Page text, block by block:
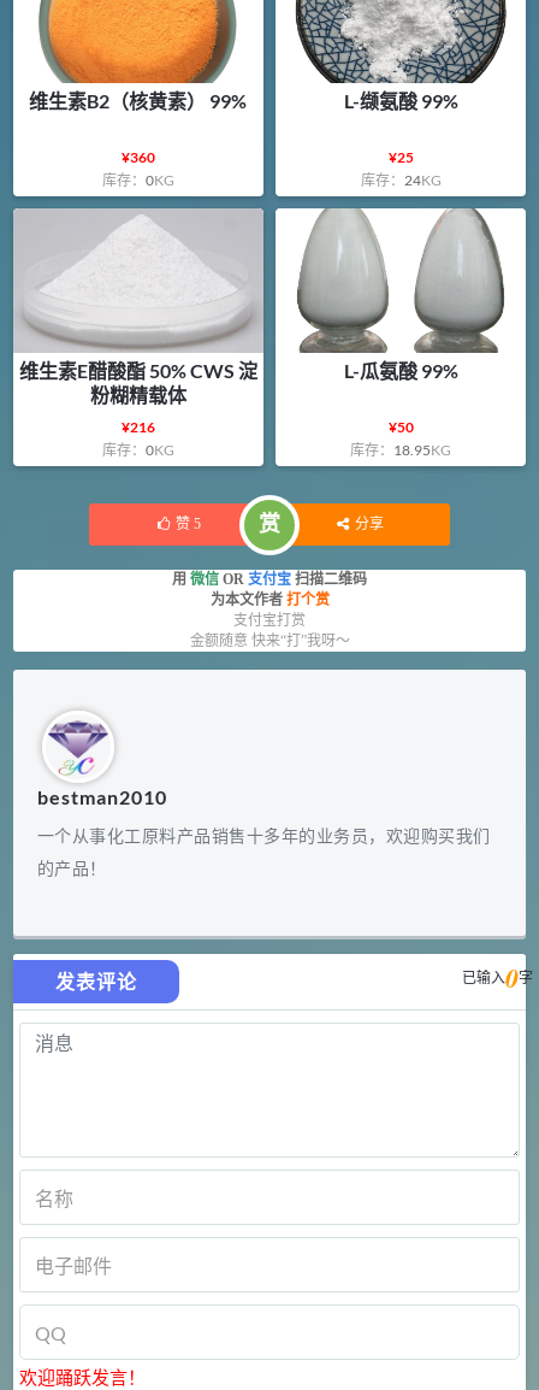
维生素B2（核黄素） 99%
¥360
库存： 0KG
L-缬氨酸 99%
¥25
库存： 24KG
维生素E醋酸酯 50% CWS 淀
粉糊精载体
¥216
库存： 0KG
L-瓜氨酸 99%
¥50
库存： 18.95KG
赞 5 赏 分享
用 微信 OR 支付宝 扫描二维码
为本文作者 打个赏
支付宝打赏
金额随意 快来“打”我呀～
bestman2010
一个从事化工原料产品销售十多年的业务员，欢迎购买我们
的产品！
发表评论 已输入0字
欢迎踊跃发言！